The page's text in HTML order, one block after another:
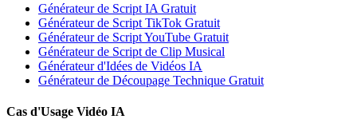
Générateur de Script IA Gratuit
Générateur de Script TikTok Gratuit
Générateur de Script YouTube Gratuit
Générateur de Script de Clip Musical
Générateur d'Idées de Vidéos IA
Générateur de Découpage Technique Gratuit
Cas d'Usage Vidéo IA